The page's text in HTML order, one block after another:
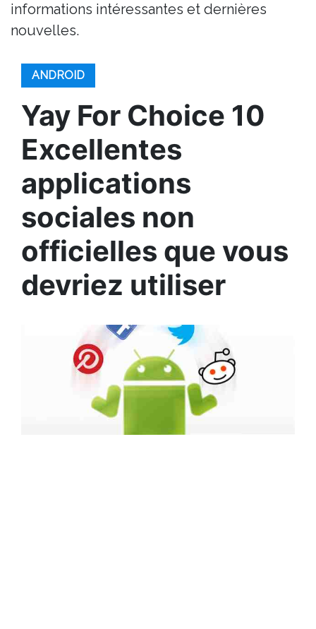
informations intéressantes et dernières
nouvelles.
ANDROID
Yay For Choice 10
Excellentes
applications
sociales non
officielles que vous
devriez utiliser